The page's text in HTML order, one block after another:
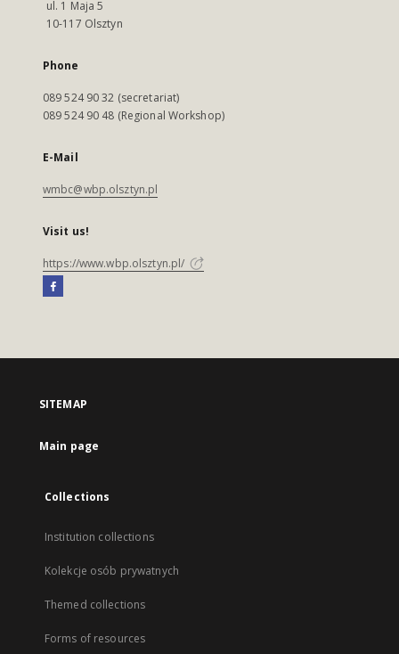
ul. 1 Maja 5
10-117 Olsztyn
Phone
089 524 90 32 (secretariat)
089 524 90 48 (Regional Workshop)
E-Mail
wmbc@wbp.olsztyn.pl
Visit us!
https://www.wbp.olsztyn.pl/
SITEMAP
Main page
Collections
Institution collections
Kolekcje osób prywatnych
Themed collections
Forms of resources